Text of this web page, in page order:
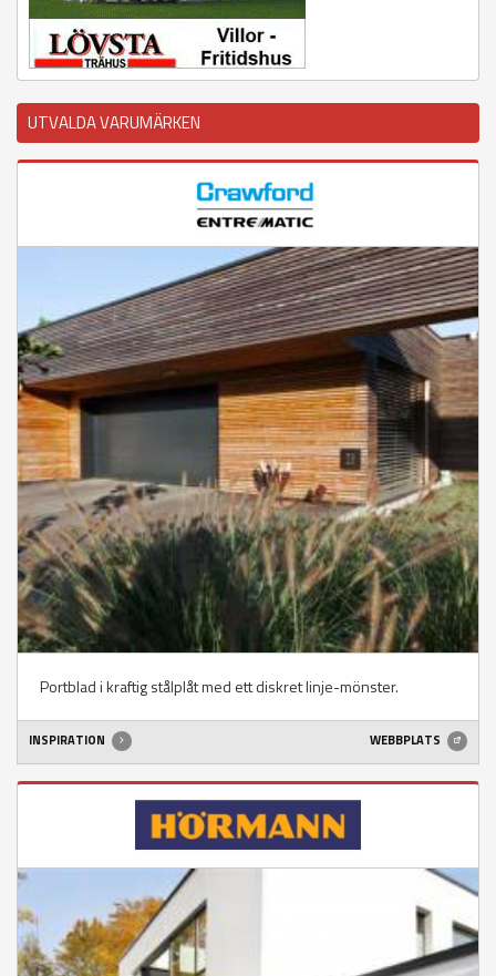
UTVALDA VARUMÄRKEN
Portblad i kraftig stålplåt med ett diskret linje-mönster.
INSPIRATION WEBBPLATS